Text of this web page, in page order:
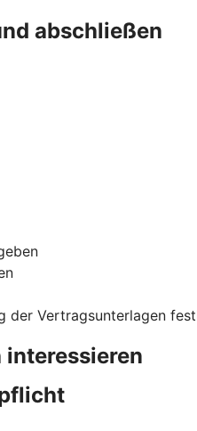
abschließen
der Vertragsunterlagen
interessieren